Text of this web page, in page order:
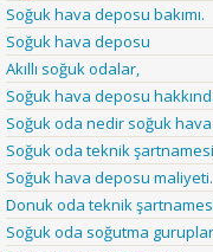
Soğuk hava deposu bakımı.
Soğuk hava deposu
Akıllı soğuk odalar,
Soğuk hava deposu
Soğuk oda nedir soğuk
Soğuk oda teknik şartnamesi
Soğuk hava deposu maliyeti.
Donuk oda teknik
Soğuk oda soğutma